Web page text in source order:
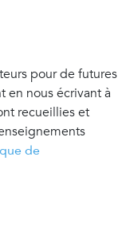
pour de futures
en nous écrivant à
recueillies et
de